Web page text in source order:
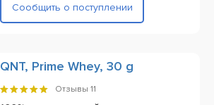
Сообщить о поступлении
QNT, Prime Whey, 30 g
Отзывы 11